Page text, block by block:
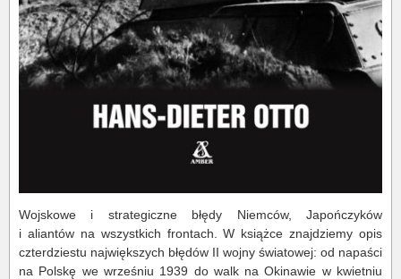
Wojskowe i strategiczne błędy Niemców, Japończyków
i aliantów na wszystkich frontach. W książce znajdziemy opis
czterdziestu największych błędów II wojny światowej: od napaści
na Polskę we wrześniu 1939 do walk na Okinawie w kwietniu